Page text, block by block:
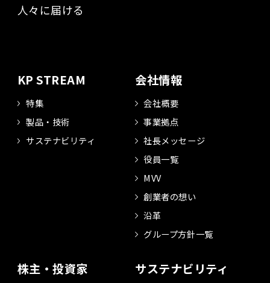
人々に届ける​
KP STREAM
特集
製品・技術
サステナビリティ
会社情報
会社概要
事業拠点
社長メッセージ
役員一覧
MVV
創業者の想い
沿革
グループ方針一覧
株主・投資家 サステナビリティ